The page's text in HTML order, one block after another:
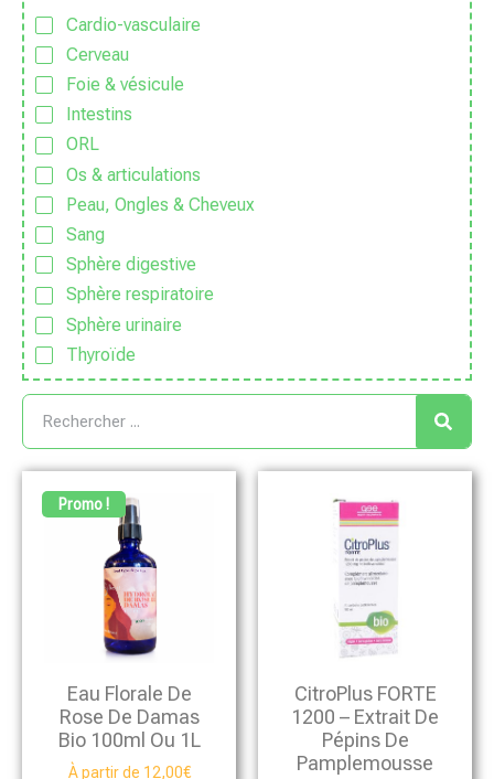
Sauvage
Traditionnel
Vegan
Végétarien
Zéro déchet
Cardio-vasculaire
Cerveau
Foie & vésicule
Intestins
ORL
Os & articulations
Peau, Ongles & Cheveux
Sang
Sphère digestive
Sphère respiratoire
Sphère urinaire
Thyroïde
Promo !
Eau Florale De
Rose De Damas
Bio 100ml Ou 1L
À partir de 12,00€
CitroPlus FORTE
1200 – Extrait De
Pépins De
Pamplemousse